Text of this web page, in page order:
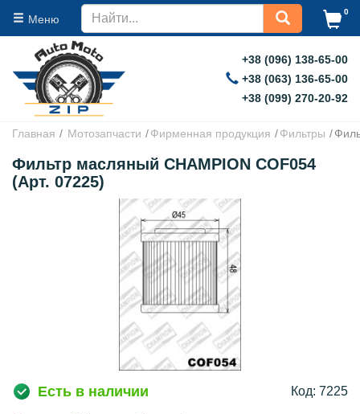
Меню
0
+38 (096) 138-65-00
+38 (063) 136-65-00
+38 (099) 270-20-92
Главная Мотозапчасти Фирменная продукция Фильтры
Фильтр масляный CHAMPION COF054
(Арт. 07225)
Есть в наличии Код: 7225